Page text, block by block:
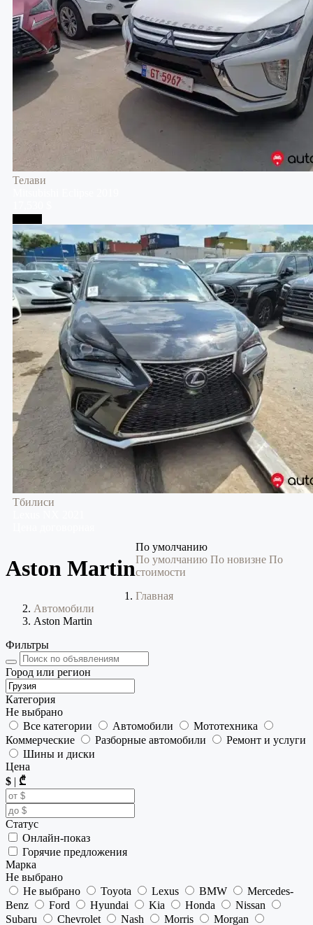
Телави
Тбилиси
Aston Martin
По умолчанию
По умолчанию По новизне По
стоимости
Главная
Автомобили
Aston Martin
Фильтры
Город или регион
Категория
Не выбрано
Все категории
Автомобили
Мототехника
Коммерческие
Разборные автомобили
Ремонт и услуги
Шины и диски
Цена
$ | ₾
Статус
Онлайн-показ
Горячие предложения
Марка
Не выбрано
Не выбрано
Toyota Lexus BMW
Mercedes-
Benz
Ford Hyundai Kia Honda
Nissan
Subaru
Chevrolet Nash Morris Morgan